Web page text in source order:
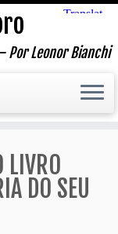
Por Leonor Bianchi
LIVRO
DO SEU